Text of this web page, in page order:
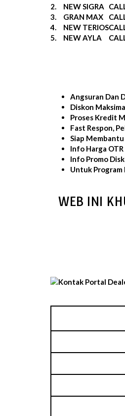
2.
NEW SIGRA
3.
GRAN MAX
4.
NEW TERIOS
5.
NEW AYLA
Angsuran Dan
Diskon
Proses Kredit
Fast Respon,
Siap Membantu
Info Harga
Info Promo
Untuk Program
WEB INI